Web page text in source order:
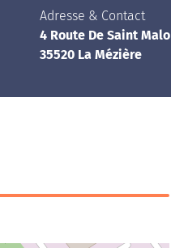
Adresse & Contact
4 Route De Saint Malo
35520 La Mézière